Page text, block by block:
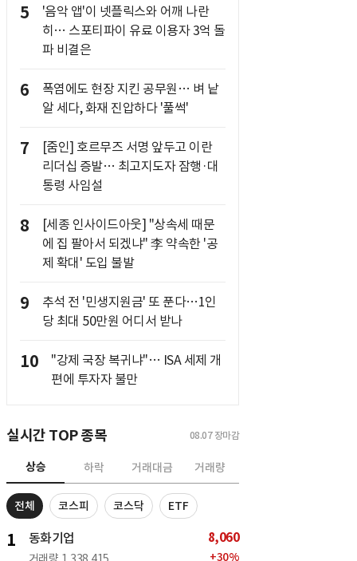
5
'음악 앱'이 넷플릭스와 어깨 나란
히… 스포티파이 유료 이용자 3억 돌
파 비결은
6
폭염에도 현장 지킨 공무원… 벼 낱
알 세다, 화재 진압하다 '풀썩'
7
[줌인] 호르무즈 서명 앞두고 이란
리더십 증발… 최고지도자 잠행·대
통령 사임설
8
[세종 인사이드아웃] "상속세 때문
에 집 팔아서 되겠냐" 李 약속한 '공
제 확대' 도입 불발
9
추석 전 '민생지원금' 또 푼다…1인
당 최대 50만원 어디서 받나
10
"강제 국장 복귀냐"… ISA 세제 개
편에 투자자 불만
실시간 TOP 종목 08.07 장마감
상승 하락 거래대금 거래량
전체 코스피 코스닥 ETF
1 동화기업 8,060
+30%